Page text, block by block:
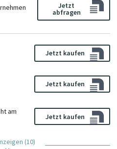
Jetzt
abfragen
Jetzt kaufen
Jetzt kaufen
am
Jetzt kaufen
(10)